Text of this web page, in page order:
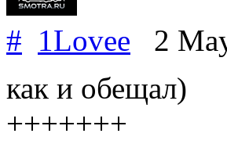
# 1Lovee 2
как и обещал)
+++++++